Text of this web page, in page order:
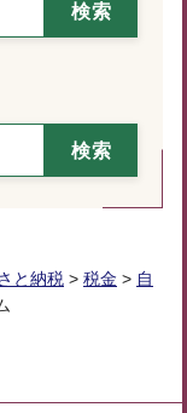
と納税 > 税金 > 自